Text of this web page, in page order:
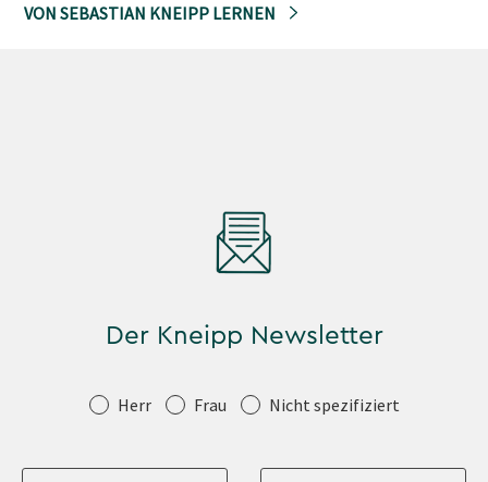
VON SEBASTIAN KNEIPP LERNEN
Der Kneipp Newsletter
Anrede Herr Frau Nicht spezifiziert